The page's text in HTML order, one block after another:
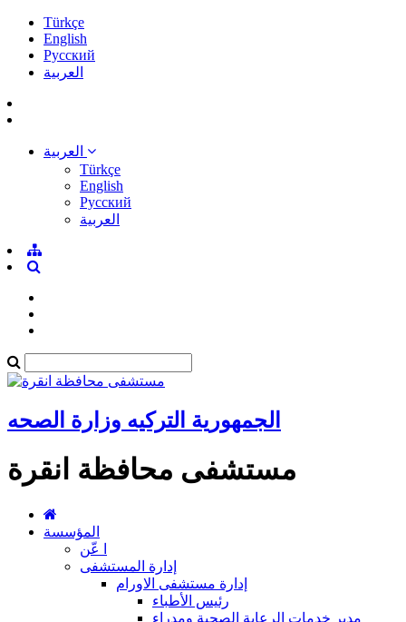
Türkçe
English
Pусский
العربية
Türkçe
English
Pусский
العربية
الجمهورية التركيه وزارة الصحه
مستشفى محافظة انقرة
المؤسسة
ا عّن
إدارة المستشفى
إدارة مستشفى الاورام
رئيس الأطباء
مدير خدمات الرعاية الصحية ومدراء